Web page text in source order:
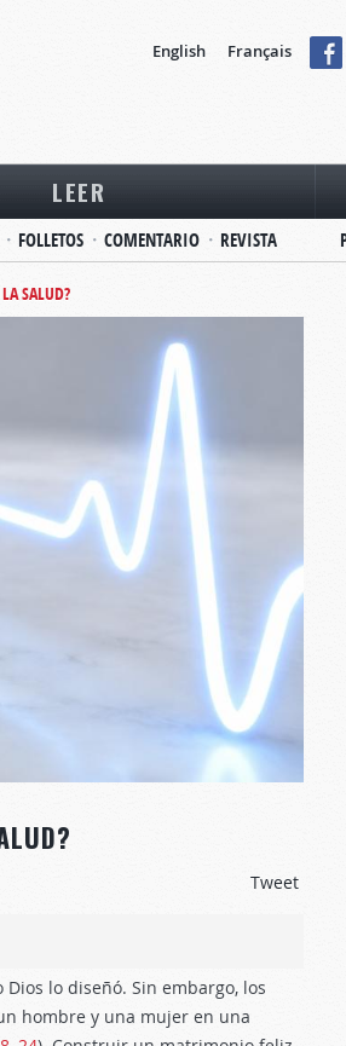
English Français
LEER
FOLLETOS COMENTARIO REVISTA
SALUD?
Tweet
lo diseñó. Sin embargo, los
hombre y una mujer en una